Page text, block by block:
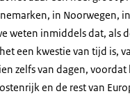
in Noorwegen,
weten inmiddels dat, als
een kwestie van tijd is,
zelfs van dagen, voordat
en de rest van